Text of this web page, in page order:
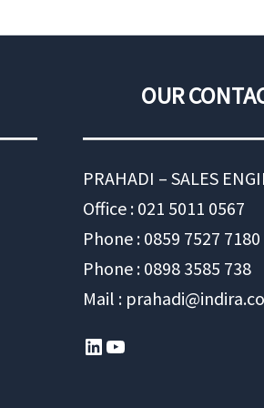
OUR
PRAHADI – SALES
Office : 021 5011 0567
Phone : 0859 7527 7180
Phone : 0898 3585 738
Mail :
LinkedIn YouTube